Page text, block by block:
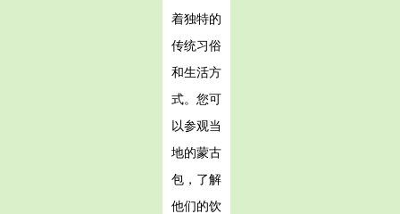
着独特的
传统习俗
和生活方
式。您可
以参观当
地的蒙古
包，了解
他们的饮